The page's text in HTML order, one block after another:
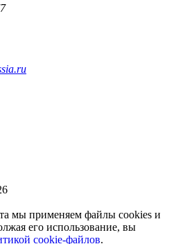
мы применяем файлы cookies и
его использование, вы
cookie-файлов.